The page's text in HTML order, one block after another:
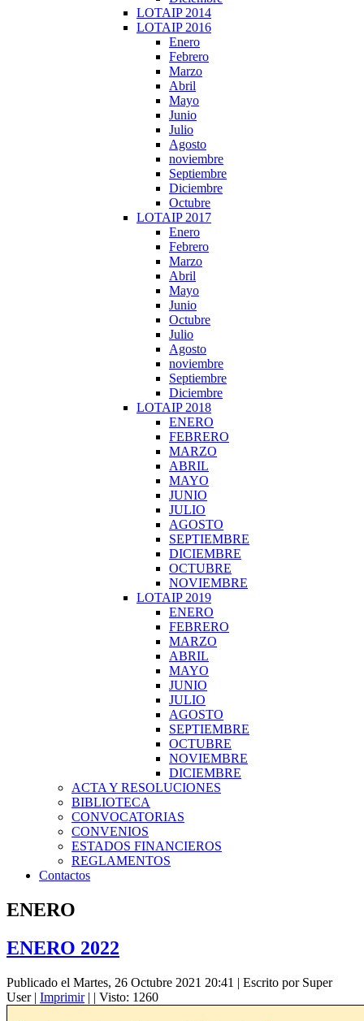
LOTAIP 2014
LOTAIP 2016
Enero
Febrero
Marzo
Abril
Mayo
Junio
Julio
Agosto
noviembre
Septiembre
Diciembre
Octubre
LOTAIP 2017
Enero
Febrero
Marzo
Abril
Mayo
Junio
Octubre
Julio
Agosto
noviembre
Septiembre
Diciembre
LOTAIP 2018
ENERO
FEBRERO
MARZO
ABRIL
MAYO
JUNIO
JULIO
AGOSTO
SEPTIEMBRE
DICIEMBRE
OCTUBRE
NOVIEMBRE
LOTAIP 2019
ENERO
FEBRERO
MARZO
ABRIL
MAYO
JUNIO
JULIO
AGOSTO
SEPTIEMBRE
OCTUBRE
NOVIEMBRE
DICIEMBRE
ACTA Y RESOLUCIONES
BIBLIOTECA
CONVOCATORIAS
CONVENIOS
ESTADOS FINANCIEROS
REGLAMENTOS
Contactos
ENERO
ENERO 2022
Publicado el Martes, 26 Octubre 2021 20:41 | Escrito por Super
User| Imprimir| | Visto: 1260